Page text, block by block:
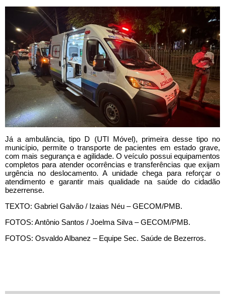
Já a ambulância, tipo D (UTI Móvel), primeira desse tipo no
município, permite o transporte de pacientes em estado grave,
com mais segurança e agilidade. O veículo possui equipamentos
completos para atender ocorrências e transferências que exijam
urgência no deslocamento. A unidade chega para reforçar o
atendimento e garantir mais qualidade na saúde do cidadão
bezerrense.
TEXTO: Gabriel Galvão / Izaias Néu – GECOM/PMB.
FOTOS: Antônio Santos / Joelma Silva – GECOM/PMB.
FOTOS: Osvaldo Albanez – Equipe Sec. Saúde de Bezerros.